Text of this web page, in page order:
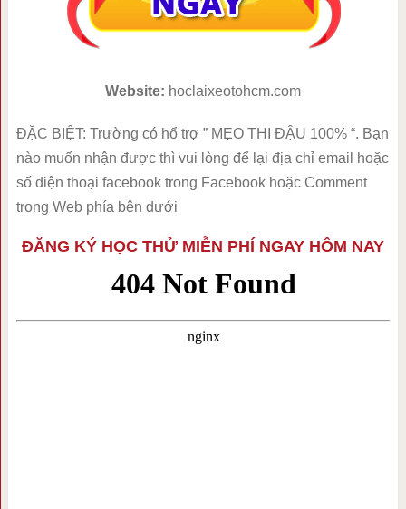
Website: hoclaixeotohcm.com
ĐẶC BIỆT: Trường có hổ trợ ” MẸO THI ĐẬU 100% “. Bạn
nào muốn nhận được thì vui lòng để lại địa chỉ email hoặc
số điện thoại facebook trong Facebook hoặc Comment
trong Web phía bên dưới
ĐĂNG KÝ HỌC THỬ MIỄN PHÍ NGAY HÔM NAY